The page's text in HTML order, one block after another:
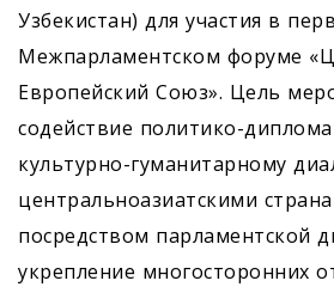
Узбекистан) для участия в
Межпарламентском форуме
Европейский Союз». Цель
содействие политико-
культурно-гуманитарному
центральноазиатскими
посредством парламентской
укрепление многосторонних